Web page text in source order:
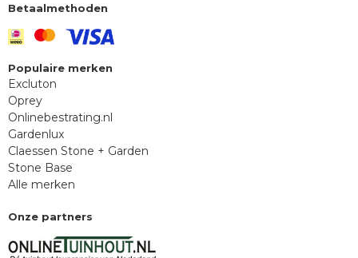
Betaalmethoden
Populaire merken
Excluton
Oprey
Onlinebestrating.nl
Gardenlux
Claessen Stone + Garden
Stone Base
Alle merken
Onze partners